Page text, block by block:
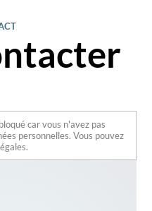
car vous n'avez pas
personnelles. Vous pouvez